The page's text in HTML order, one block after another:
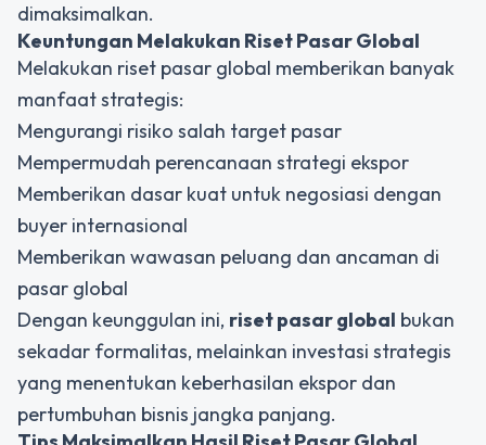
dimaksimalkan.
Keuntungan Melakukan Riset Pasar Global
Melakukan riset pasar global memberikan banyak
manfaat strategis:
Mengurangi risiko salah target pasar
Mempermudah perencanaan strategi ekspor
Memberikan dasar kuat untuk negosiasi dengan
buyer internasional
Memberikan wawasan peluang dan ancaman di
pasar global
Dengan keunggulan ini, riset pasar global bukan
sekadar formalitas, melainkan investasi strategis
yang menentukan keberhasilan ekspor dan
pertumbuhan bisnis jangka panjang.